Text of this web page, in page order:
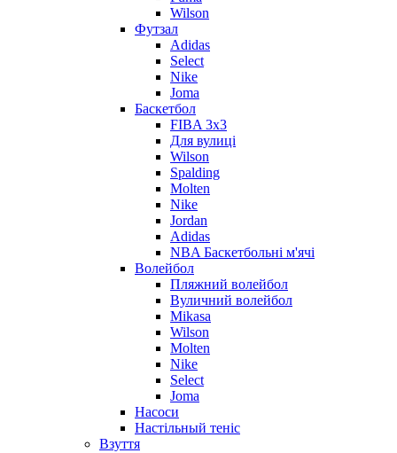
Wilson
Футзал
Adidas
Select
Nike
Joma
Баскетбол
FIBA 3x3
Для вулиці
Wilson
Spalding
Molten
Nike
Jordan
Adidas
NBA Баскетбольні м'ячі
Волейбол
Пляжний волейбол
Вуличний волейбол
Mikasa
Wilson
Molten
Nike
Select
Joma
Насоси
Настільный теніс
Взуття